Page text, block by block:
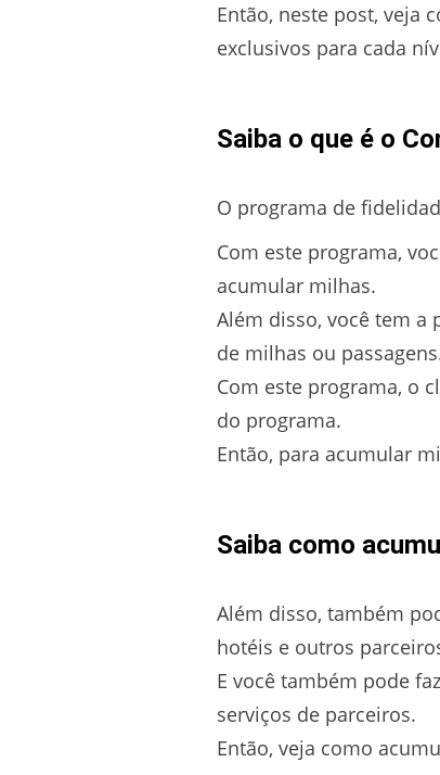
Então, neste post, veja
exclusivos para cada
Saiba o que é o
O programa de
Com este programa,
acumular milhas.
Além disso, você tem a
de milhas ou
Com este programa, o
do programa.
Então, para acumular
Saiba como
Além disso, também
hotéis e outros
E você também pode
serviços de parceiros.
Então, veja como